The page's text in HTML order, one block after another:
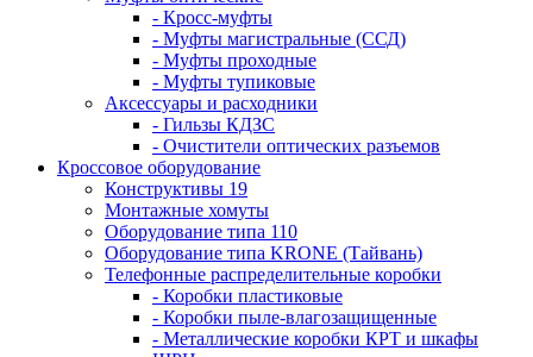
- Кросс-муфты
- Муфты магистральные (ССД)
- Муфты проходные
- Муфты тупиковые
Аксессуары и расходники
- Гильзы КДЗС
- Очистители оптических разъемов
Кроссовое оборудование
Конструктивы 19
Монтажные хомуты
Оборудование типа 110
Оборудование типа KRONE (Тайвань)
Телефонные распределительные коробки
- Коробки пластиковые
- Коробки пыле-влагозащищенные
- Металлические коробки КРТ и шкафы